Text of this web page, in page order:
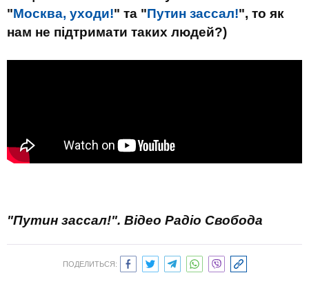
"Москва, уходи!" та "Путин зассал!", то як
нам не підтримати таких людей?)
"Путин зассал!". Відео Радіо Свобода
ПОДЕЛИТЬСЯ: